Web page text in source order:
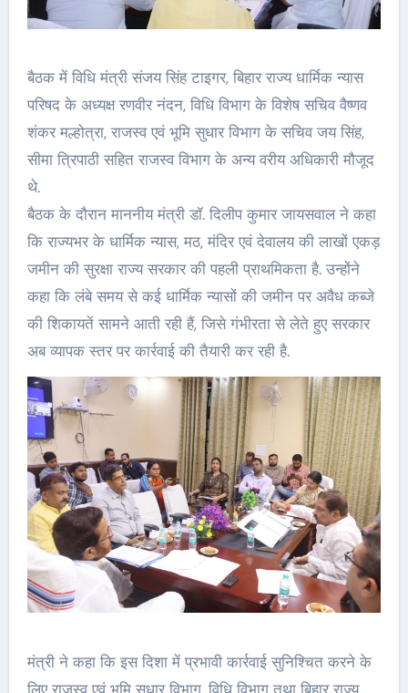
बैठक में विधि मंत्री संजय सिंह टाइगर, बिहार राज्य धार्मिक न्यास
परिषद के अध्यक्ष रणवीर नंदन, विधि विभाग के विशेष सचिव वैष्णव
शंकर मल्होत्रा, राजस्व एवं भूमि सुधार विभाग के सचिव जय सिंह,
सीमा त्रिपाठी सहित राजस्व विभाग के अन्य वरीय अधिकारी मौजूद
थे.
बैठक के दौरान माननीय मंत्री डॉ. दिलीप कुमार जायसवाल ने कहा
कि राज्यभर के धार्मिक न्यास, मठ, मंदिर एवं देवालय की लाखों एकड़
जमीन की सुरक्षा राज्य सरकार की पहली प्राथमिकता है. उन्होंने
कहा कि लंबे समय से कई धार्मिक न्यासों की जमीन पर अवैध कब्जे
की शिकायतें सामने आती रही हैं, जिसे गंभीरता से लेते हुए सरकार
अब व्यापक स्तर पर कार्रवाई की तैयारी कर रही है.
मंत्री ने कहा कि इस दिशा में प्रभावी कार्रवाई सुनिश्चित करने के
लिए राजस्व एवं भूमि सुधार विभाग, विधि विभाग तथा बिहार राज्य